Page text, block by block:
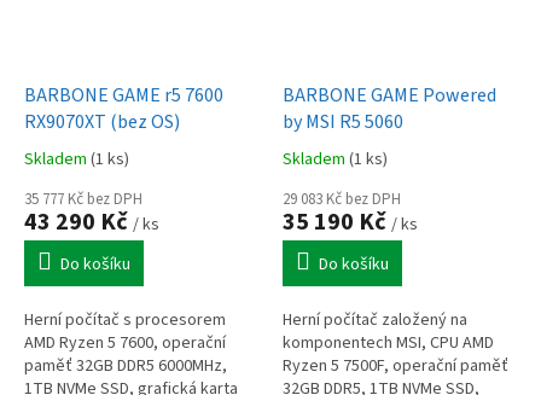
BARBONE GAME r5 7600
RX9070XT (bez OS)
Skladem (1 ks)
35 777 Kč bez DPH
43 290 Kč / ks
Do košíku
Herní počítač s procesorem
AMD Ryzen 5 7600, operační
paměť 32GB DDR5 6000MHz,
1TB NVMe SSD, grafická karta
BARBONE GAME Powered
by MSI R5 5060
Skladem (1 ks)
29 083 Kč bez DPH
35 190 Kč / ks
Do košíku
Herní počítač založený na
komponentech MSI, CPU AMD
Ryzen 5 7500F, operační paměť
32GB DDR5, 1TB NVMe SSD,